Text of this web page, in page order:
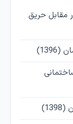
حریق